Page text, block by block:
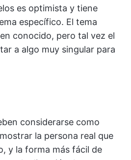
es optimista y tiene
específico. El tema
conocido, pero tal vez el
a algo muy singular para
considerarse como
la persona real que
y la forma más fácil de